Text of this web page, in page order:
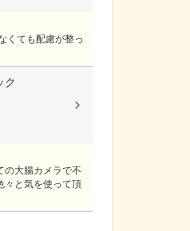
くても配慮が整っ
ク
の大腸カメラで不
々と気を使って頂